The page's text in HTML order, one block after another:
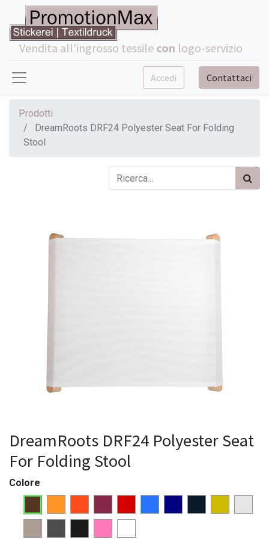
Vendita all'ingrosso tessile con logo-servizio
Accedi Contattaci
Prodotti
DreamRoots DRF24 Polyester Seat For Folding
Stool
DreamRoots DRF24 Polyester Seat
For Folding Stool
Colore